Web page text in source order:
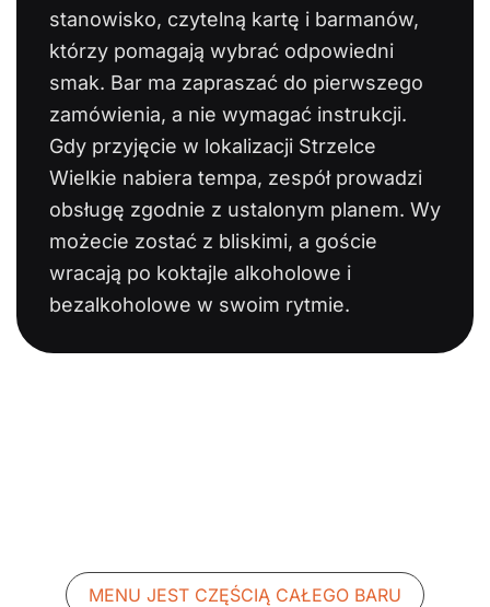
stanowisko, czytelną kartę i barmanów,
którzy pomagają wybrać odpowiedni
smak. Bar ma zapraszać do pierwszego
zamówienia, a nie wymagać instrukcji.
Gdy przyjęcie w lokalizacji Strzelce
Wielkie nabiera tempa, zespół prowadzi
obsługę zgodnie z ustalonym planem. Wy
możecie zostać z bliskimi, a goście
wracają po koktajle alkoholowe i
bezalkoholowe w swoim rytmie.
MENU JEST CZĘŚCIĄ CAŁEGO BARU